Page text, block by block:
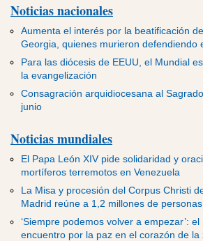
Noticias nacionales
Aumenta el interés por la beatificación
Georgia, quienes murieron defendiendo
Para las diócesis de EEUU, el Mundial
la evangelización
Consagración arquidiocesana al
junio
Noticias mundiales
El Papa León XIV pide solidaridad y
mortíferos terremotos en Venezuela
La Misa y procesión del Corpus Christi
Madrid reúne a 1,2 millones de personas
‘Siempre podemos volver a empezar’:
encuentro por la paz en el corazón de